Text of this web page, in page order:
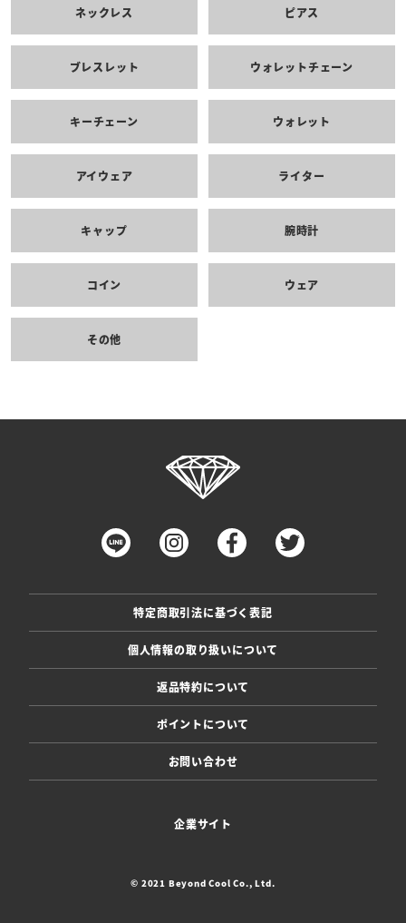
ネックレス ピアス
ブレスレット ウォレットチェーン
キーチェーン ウォレット
アイウェア ライター
キャップ 腕時計
コイン ウェア
その他
特定商取引法に基づく表記
個人情報の取り扱いについて
返品特約について
ポイントについて
お問い合わせ
企業サイト
© 2021 Beyond Cool Co., Ltd.